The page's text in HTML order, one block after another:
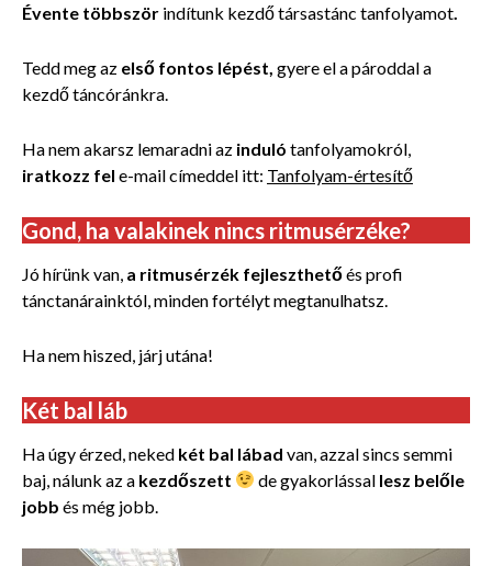
Évente többször indítunk kezdő társastánc tanfolyamot.
Tedd meg az első fontos lépést, gyere el a pároddal a
kezdő táncóránkra.
Ha nem akarsz lemaradni az induló tanfolyamokról,
iratkozz fel e-mail címeddel itt: Tanfolyam-értesítő
Gond, ha valakinek nincs ritmusérzéke?
Jó hírünk van, a ritmusérzék fejleszthetőés profi
tánctanárainktól, minden fortélyt megtanulhatsz.
Ha nem hiszed, járj utána!
Két bal láb
Ha úgy érzed, neked két bal lábad van, azzal sincs semmi
baj, nálunk az a kezdőszett de gyakorlással lesz belőle
jobb és még jobb.